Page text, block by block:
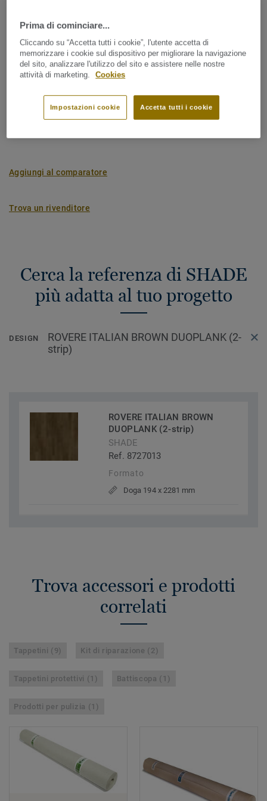
Doga (1 ref.)
Impronta di carbonio (dalla nascita alla consegna del
prodotto)
IMPRONTA DI CARBONIO DEL MIO PROGETTO
Aggiungi al comparatore
Trova un rivenditore
Cerca la referenza di SHADE
più adatta al tuo progetto
DESIGN
ROVERE ITALIAN BROWN DUOPLANK (2-
strip)
ROVERE ITALIAN BROWN
DUOPLANK (2-strip)
SHADE
Ref. 8727013
Formato
Doga 194 x 2281 mm
Trova accessori e prodotti
correlati
Tappetini (9) Kit di riparazione (2)
Tappetini protettivi (1) Battiscopa (1)
Prodotti per pulizia (1)
Prima di cominciare...
Cliccando su “Accetta tutti i cookie”, l'utente accetta di
memorizzare i cookie sul dispositivo per migliorare la navigazione
del sito, analizzare l'utilizzo del sito e assistere nelle nostre
attività di marketing.
Cookies
Accetta tutti i cookie
Impostazioni cookie